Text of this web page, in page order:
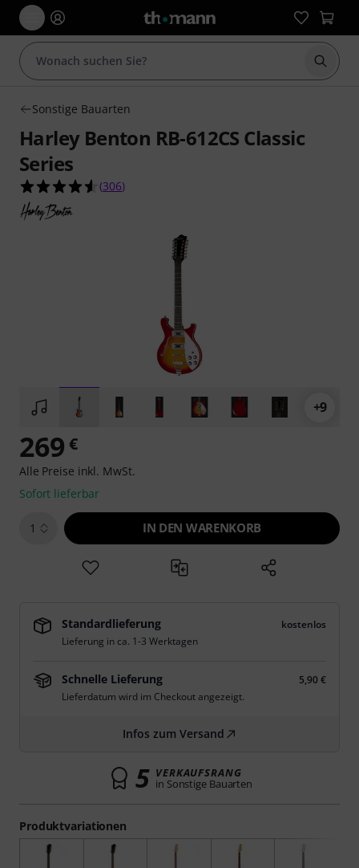
Suche
Sonstige Bauarten
Harley Benton RB-612CS Classic
Series
4.5 von 5 Sternen aus 306 Kundenbewertungen
(306)
+9
Produktvariationen
269 €
Alle Preise inkl. MwSt.
Sofort lieferbar
1 IN DEN WARENKORB
Standardlieferung
kostenlos
Lieferung in ca. 1-3 Werktagen
Schnelle Lieferung
5,90 €
Lieferdatum wird im Checkout angezeigt.
Infos zum Versand
5 VERKAUFSRANG
in Sonstige Bauarten